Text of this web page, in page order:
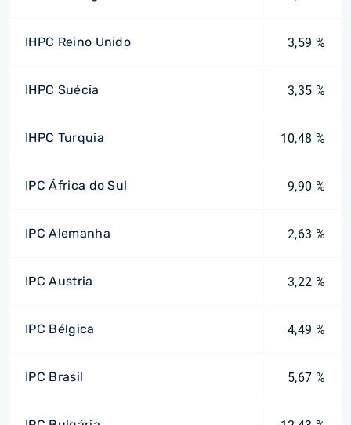
IHPC Reino Unido 3,59 %
IHPC Suécia 3,35 %
IHPC Turquia 10,48 %
IPC África do Sul 9,90 %
IPC Alemanha 2,63 %
IPC Austria 3,22 %
IPC Bélgica 4,49 %
IPC Brasil 5,67 %